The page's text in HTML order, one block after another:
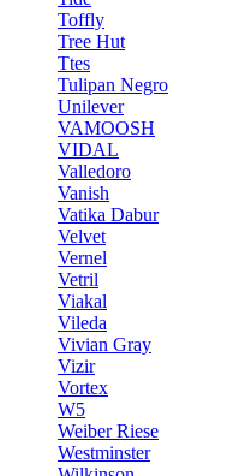
Toffly
Tree Hut
Ttes
Tulipan Negro
Unilever
VAMOOSH
VIDAL
Valledoro
Vanish
Vatika Dabur
Velvet
Vernel
Vetril
Viakal
Vileda
Vivian Gray
Vizir
Vortex
W5
Weiber Riese
Westminster